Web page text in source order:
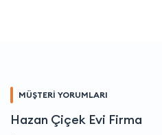
MÜŞTERİ YORUMLARI
Hazan Çiçek Evi Firma